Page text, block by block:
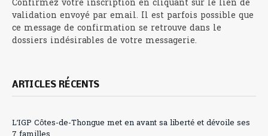
Confirmez votre inscription en cliquant sur le lien de
validation envoyé par email. Il est parfois possible que
ce message de confirmation se retrouve dans le
dossiers indésirables de votre messagerie.
ARTICLES RÉCENTS
L’IGP Côtes-de-Thongue met en avant sa liberté et dévoile ses